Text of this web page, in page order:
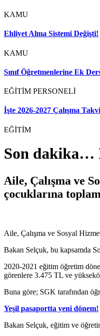
KAMU
Ehliyet Alma Sistemi Değişti!
KAMU
Sınıf Öğretmenlerine Ek
EĞİTİM PERSONELİ
İşte 2026-2027 Çalışma
EĞİTİM
Son dakika…
Aile, Çalışma ve
çocuklarına
Aile, Çalışma ve Sosyal
Bakan Selçuk, bu kapsamda
2020-2021 eğitim öğretim
görenlere 3.475 TL ve
Buna göre; SGK tarafından
Yeşil pasaportta yeni dönem!
Bakan Selçuk, eğitim ve